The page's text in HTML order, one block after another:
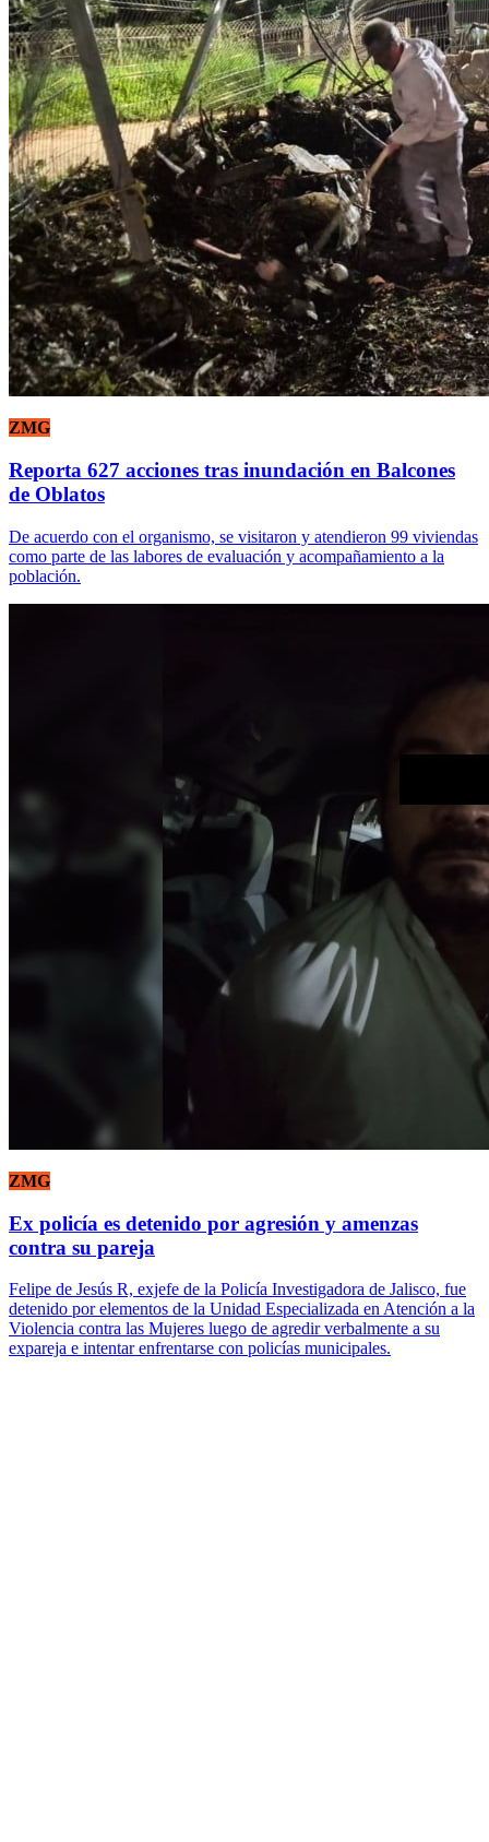
ZMG
Reporta 627 acciones tras inundación en Balcones
de Oblatos
De acuerdo con el organismo, se visitaron y atendieron 99 viviendas
como parte de las labores de evaluación y acompañamiento a la
población.
ZMG
Ex policía es detenido por agresión y amenzas
contra su pareja
Felipe de Jesús R, exjefe de la Policía Investigadora de Jalisco, fue
detenido por elementos de la Unidad Especializada en Atención a la
Violencia contra las Mujeres luego de agredir verbalmente a su
expareja e intentar enfrentarse con policías municipales.